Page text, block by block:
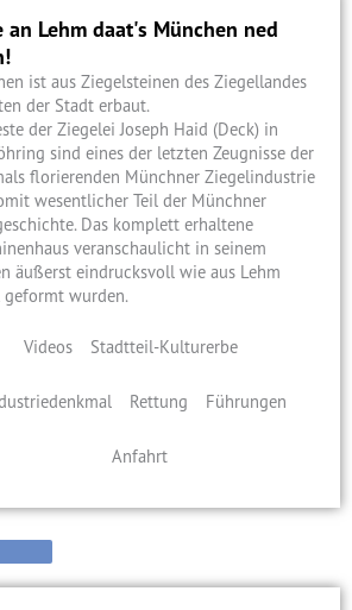
an Lehm daat's München ned
ist aus Ziegelsteinen des Ziegellandes
der Stadt erbaut.
der Ziegelei Joseph Haid (Deck) in
sind eines der letzten Zeugnisse der
florierenden Münchner Ziegelindustrie
wesentlicher Teil der Münchner
Das komplett erhaltene
veranschaulicht in seinem
äußerst eindrucksvoll wie aus Lehm
geformt wurden.
Videos Stadtteil-Kulturerbe
Rettung Führungen
Anfahrt